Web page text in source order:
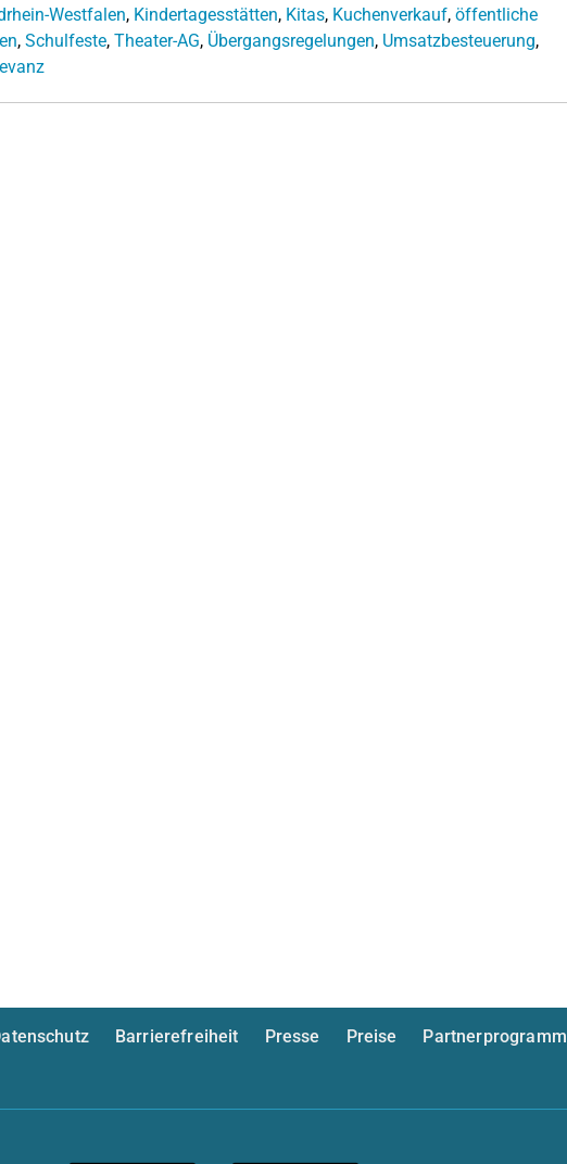
Westfalen, Kindertagesstätten, Kitas, Kuchenverkauf, öffentliche
, Schulfeste, Theater-AG, Übergangsregelungen, Umsatzbesteuerung,
Barrierefreiheit Presse Preise
Partnerprogramm